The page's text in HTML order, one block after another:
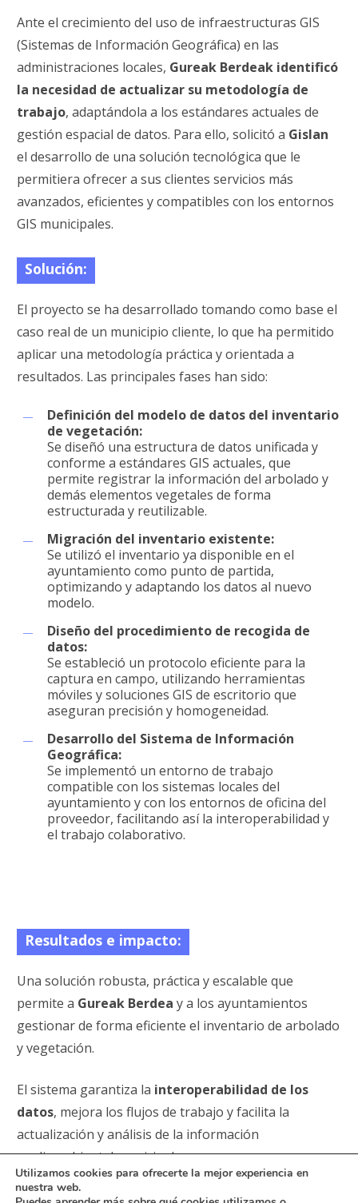
Ante el crecimiento del uso de infraestructuras GIS
(Sistemas de Información Geográfica) en las
administraciones locales, Gureak Berdeak identificó
la necesidad de actualizar su metodología de
trabajo, adaptándola a los estándares actuales de
gestión espacial de datos. Para ello, solicitó a Gislan
el desarrollo de una solución tecnológica que le
permitiera ofrecer a sus clientes servicios más
avanzados, eficientes y compatibles con los entornos
GIS municipales.
Solución:
El proyecto se ha desarrollado tomando como base el
caso real de un municipio cliente, lo que ha permitido
aplicar una metodología práctica y orientada a
resultados. Las principales fases han sido:
Definición del modelo de datos del inventario
de vegetación:
Se diseñó una estructura de datos unificada y
conforme a estándares GIS actuales, que
permite registrar la información del arbolado y
demás elementos vegetales de forma
estructurada y reutilizable.
Migración del inventario existente:
Se utilizó el inventario ya disponible en el
ayuntamiento como punto de partida,
optimizando y adaptando los datos al nuevo
modelo.
Diseño del procedimiento de recogida de
datos:
Se estableció un protocolo eficiente para la
captura en campo, utilizando herramientas
móviles y soluciones GIS de escritorio que
aseguran precisión y homogeneidad.
Desarrollo del Sistema de Información
Geográfica:
Se implementó un entorno de trabajo
compatible con los sistemas locales del
ayuntamiento y con los entornos de oficina del
proveedor, facilitando así la interoperabilidad y
el trabajo colaborativo.
Resultados e impacto:
Una solución robusta, práctica y escalable que
permite a Gureak Berdea y a los ayuntamientos
gestionar de forma eficiente el inventario de arbolado
y vegetación.
El sistema garantiza la interoperabilidad de los
datos, mejora los flujos de trabajo y facilita la
actualización y análisis de la información
medioambiental municipal.
Utilizamos cookies para ofrecerte la mejor experiencia en
nuestra web.